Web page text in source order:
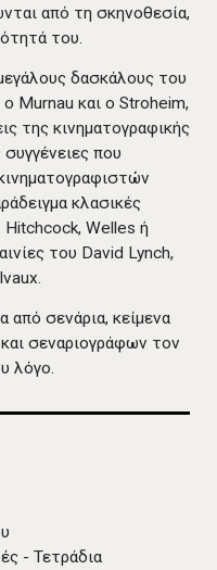
από τη σκηνοθεσία,
του.
δασκάλους του
Murnau και ο Stroheim,
της κινηματογραφικής
που
κλασικές
Hitchcock, Welles ή
του David Lynch,
σενάρια, κείμενα
σεναριογράφων τον
λόγο.
- Τετράδια